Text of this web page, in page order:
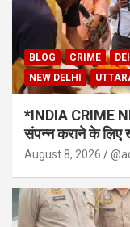
BLOG CRIME
NEW DELHI
*INDIA CRIME
संपन्न कराने के लिए
August 8, 2026